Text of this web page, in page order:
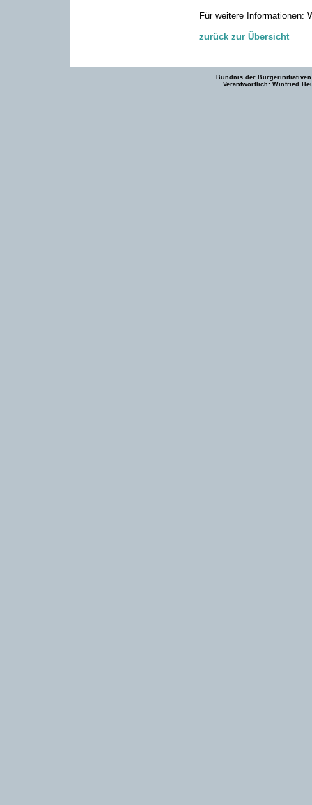
Für weitere Informationen:
zurück zur Übersicht
Bündnis der
Verantwortlich: Winfried